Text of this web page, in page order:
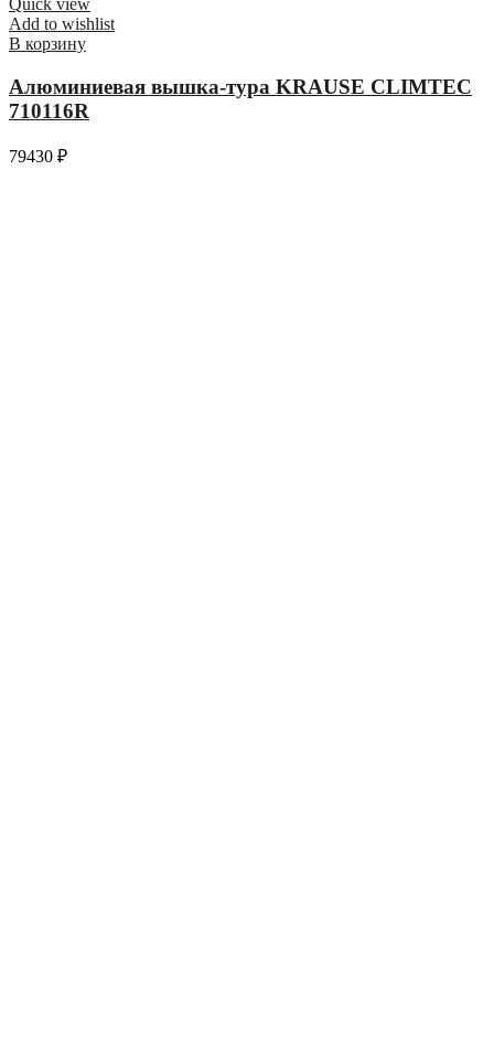
Quick view
Add to wishlist
В корзину
Алюминиевая вышка-тура KRAUSE CLIMTEC
710116R
79430 ₽